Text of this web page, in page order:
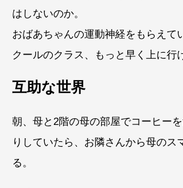
はしないのか。
おばあちゃんの運動神経をもらえて
クールのクラス、もっと早く上に行
互助な世界
朝、母と2階の母の部屋でコーヒー
りしていたら、お隣さんから母のス
る。